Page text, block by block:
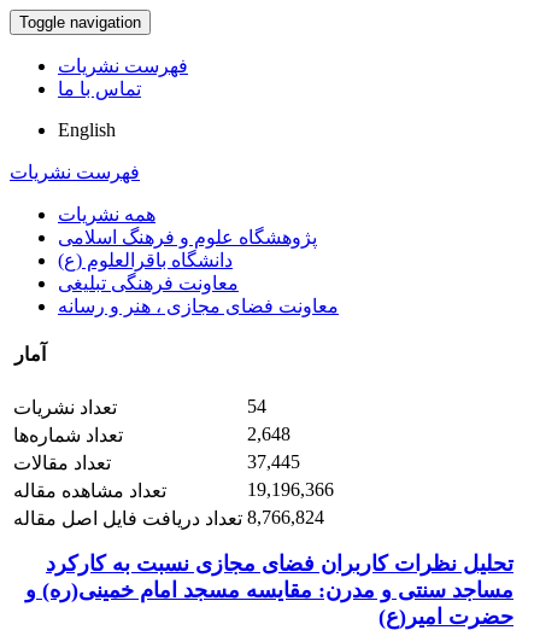
Toggle navigation
فهرست نشریات
تماس با ما
English
فهرست نشریات
همه نشریات
پژوهشگاه علوم و فرهنگ اسلامی
دانشگاه باقرالعلوم (ع)
معاونت فرهنگی تبلیغی
معاونت فضای مجازی ، هنر و رسانه
آمار
تعداد نشریات
54
تعداد شماره‌ها
2,648
تعداد مقالات
37,445
تعداد مشاهده مقاله
19,196,366
تعداد دریافت فایل اصل مقاله 8,766,824
تحلیل نظرات کاربران فضای مجازی نسبت به کارکرد
مساجد سنتی و مدرن: مقایسه مسجد امام ‏خمینی(ره) و
حضرت امیر(ع)‏